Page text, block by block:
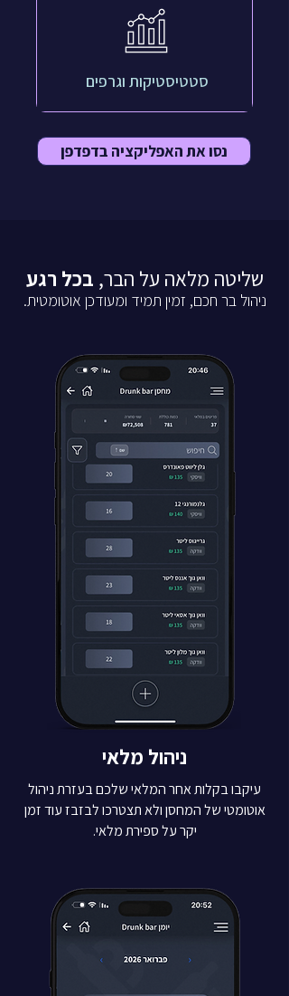
סטטיסטיקות וגרפים
נסו את האפליקציה בדפדפן
שליטה מלאה על הבר, בכל רגע
ניהול בר חכם, זמין תמיד ומעודכן אוטומטית.
ניהול מלאי
עיקבו בקלות אחר המלאי שלכם בעזרת ניהול
אוטומטי של המחסן ולא תצטרכו לבזבז עוד זמן
יקר על ספירת מלאי.